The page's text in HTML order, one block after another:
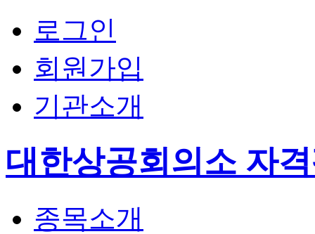
로그인
회원가입
기관소개
대한상공회의소 자
종목소개